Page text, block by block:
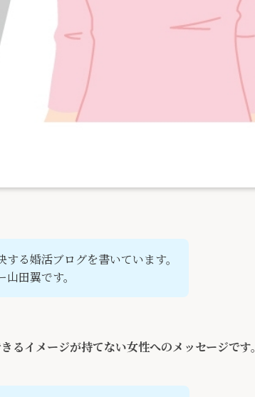
る婚活ブログを書いています。
田翼です。
るイメージが持てない女性へのメッセージです。